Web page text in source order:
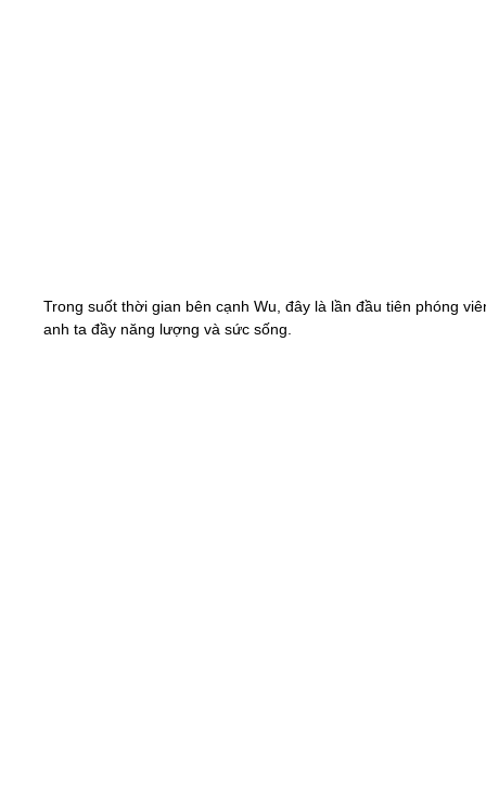
Trong suốt thời gian bên cạnh Wu, đây là lần đầu tiên phóng
anh ta đầy năng lượng và sức sống.